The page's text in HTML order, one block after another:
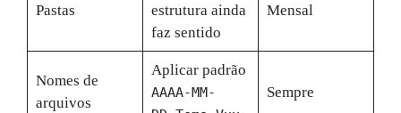
Pastas
estrutura ainda
faz sentido
Mensal
Nomes de
arquivos
Aplicar padrão
AAAA-MM-
Sempre